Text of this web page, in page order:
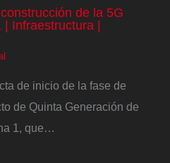
de la 5G
| Infraestructura |
de inicio de la fase de
de Quinta Generación de
1, que…